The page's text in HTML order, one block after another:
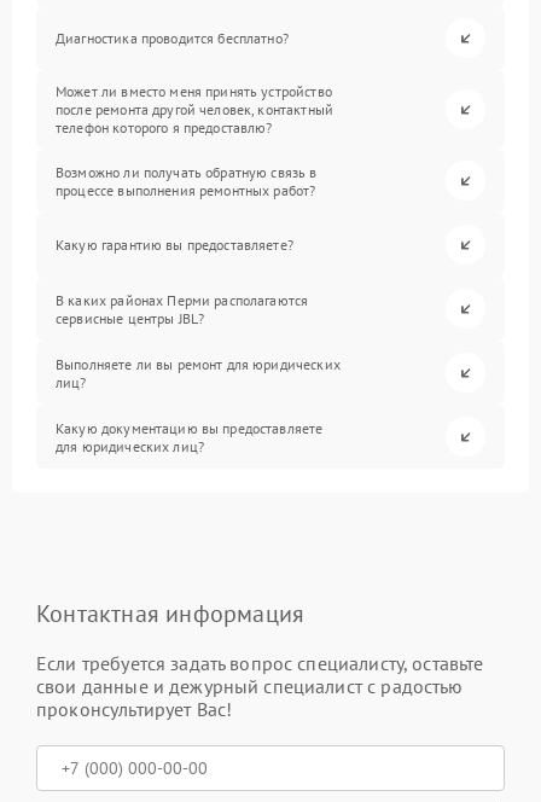
Диагностика проводится бесплатно?
Может ли вместо меня принять устройство
после ремонта другой человек, контактный
телефон которого я предоставлю?
Возможно ли получать обратную связь в
процессе выполнения ремонтных работ?
Какую гарантию вы предоставляете?
В каких районах Перми располагаются
сервисные центры JBL?
Выполняете ли вы ремонт для юридических
лиц?
Какую документацию вы предоставляете
для юридических лиц?
Контактная информация
Если требуется задать вопрос специалисту, оставьте
свои данные и дежурный специалист с радостью
проконсультирует Вас!